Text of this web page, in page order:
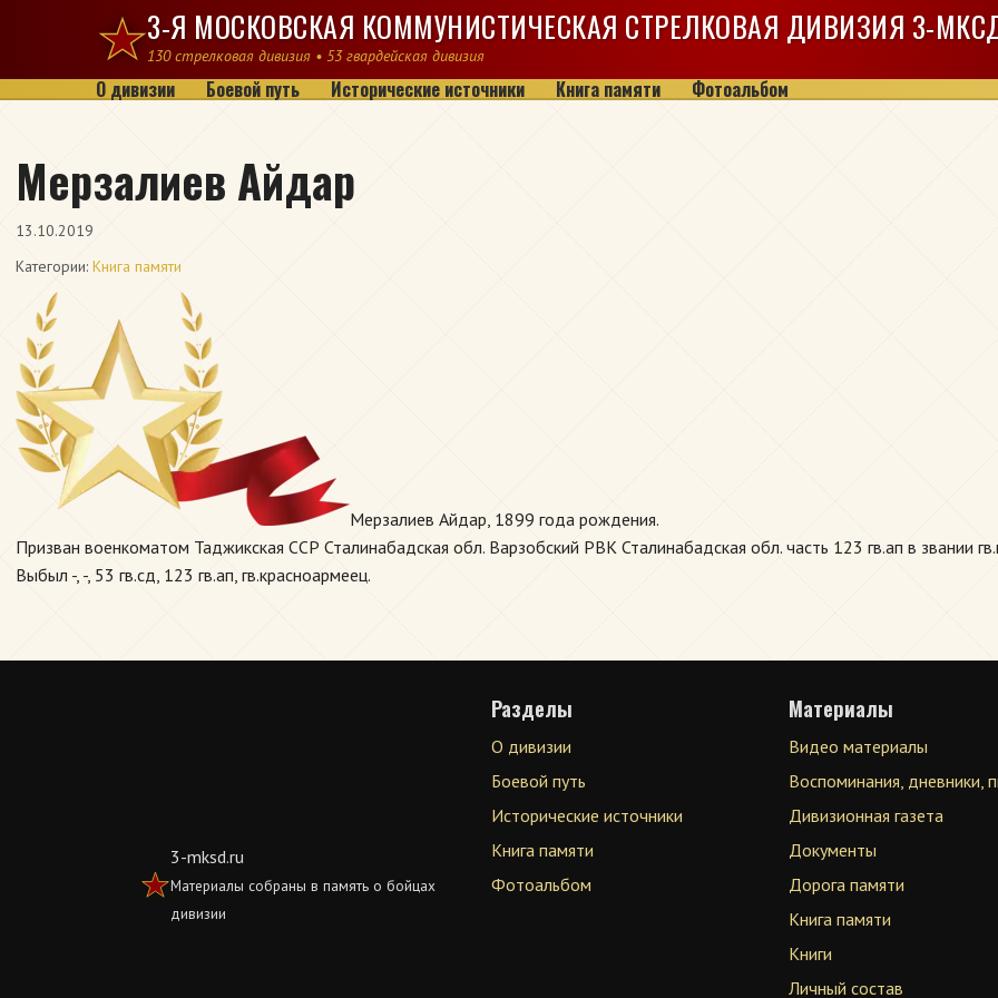
Перейти к содержимому3-Я МОСКОВСКАЯ КОММУНИСТИЧЕСКАЯ СТРЕЛКОВАЯ ДИВИЗИЯ 3-
130 стрелковая дивизия • 53 гвардейская дивизия
О дивизии Боевой путь Исторические источники Книга памяти Фотоальбом
Мерзалиев Айдар
13.10.2019
Категории: Книга памяти
Мерзалиев Айдар, 1899 года рождения.
Призван военкоматом Таджикская ССР Сталинабадская обл. Варзобский РВК Сталинабадская обл. часть 123 гв.ап в звании
Выбыл -, -, 53 гв.сд, 123 гв.ап, гв.красноармеец.
3-mksd.ru
Материалы собраны в память о бойцах
дивизии
Разделы
О дивизии
Боевой путь
Исторические источники
Книга памяти
Фотоальбом
Материалы
Видео материалы
Воспоминания, дневники,
Дивизионная газета
Документы
Дорога памяти
Книга памяти
Книги
Личный состав